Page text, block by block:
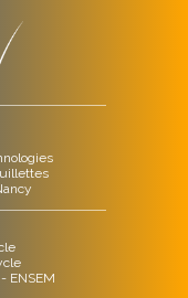
ENSEM